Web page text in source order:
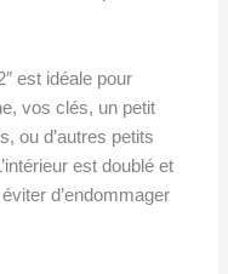
est idéale pour
vos clés, un petit
ou d’autres petits
est doublé et
d’endommager